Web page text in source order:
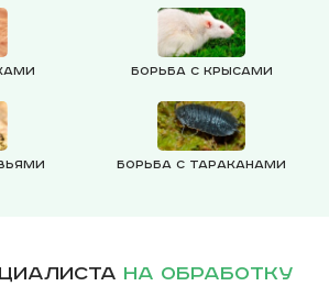
Борьба с крысами
Борьба с тараканами
на обработку